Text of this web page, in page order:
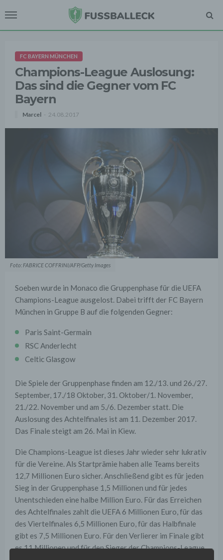
FC BAYERN MÜNCHEN
Champions-League Auslosung:
Das sind die Gegner vom FC
Bayern
Marcel 24.08.2017
Foto: FABRICE COFFRINI/AFP/Getty Images
Soeben wurde in Monaco die Gruppenphase für die UEFA
Champions-League ausgelost. Dabei trifft der FC Bayern
München in Gruppe B auf die folgenden Gegner:
Paris Saint-Germain
RSC Anderlecht
Celtic Glasgow
Die Spiele der Gruppenphase finden am 12./13. und 26./27.
September, 17./18 Oktober, 31. Oktober/1. November,
21./22. November und am 5./6. Dezember statt. Die
Auslosung des Achtelfinales ist am 11. Dezember 2017.
Das Finale steigt am 26. Mai in Kiew.
Die Champions-League ist dieses Jahr wieder sehr lukrativ
für die Vereine. Als Startprämie haben alle Teams bereits
12,7 Millionen Euro sicher. Anschließend gibt es für jeden
Sieg in der Gruppenphase 1,5 Millionen und für jedes
Unentschieden eine halbe Million Euro. Für das Erreichen
des Achtelfinales zahlt die UEFA 6 Millionen Euro, für das
des Viertelfinales 6,5 Millionen Euro, für das Halbfinale
gibt es 7,5 Millionen Euro. Für den Verlierer im Finale gibt
es 11 Millionen und für den Sieger der Champions-League